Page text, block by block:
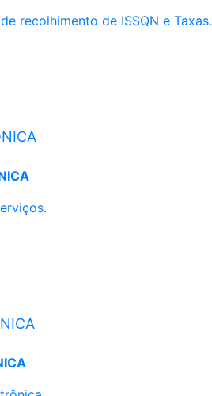
recolhimento de ISSQN e Taxas.